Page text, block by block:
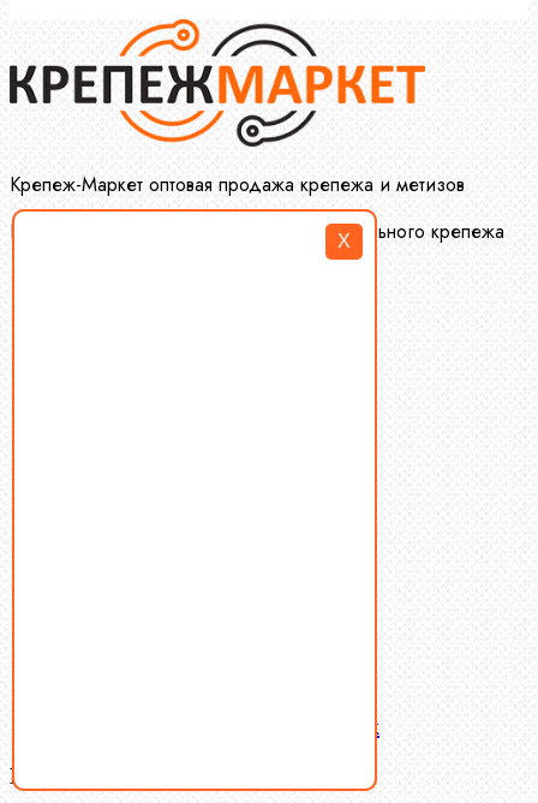
X
Крепеж-Маркет оптовая продажа крепежа и метизов
Производство и оптовая продажа специального крепежа
Латунный и бронзовый крепеж
Ваша корзина